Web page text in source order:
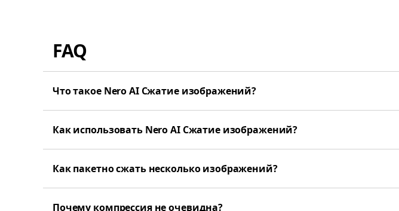
FAQ
Что такое Nero AI Сжатие изображений?
Как использовать Nero AI Сжатие изображений?
Как пакетно сжать несколько изображений?
Почему компрессия не очевидна?